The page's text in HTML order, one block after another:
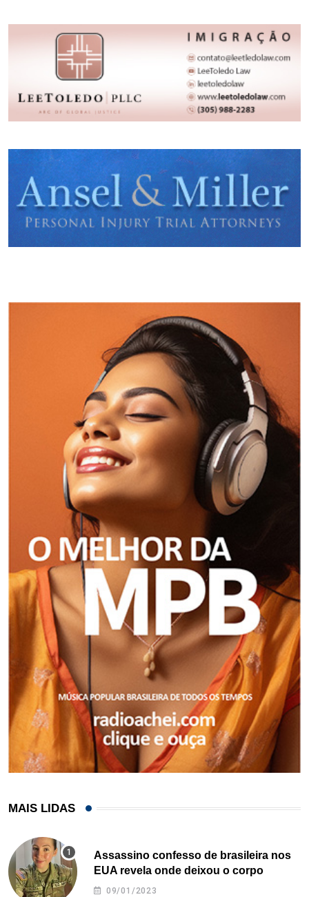
MAIS LIDAS
Assassino confesso de brasileira nos
EUA revela onde deixou o corpo
09/01/2023